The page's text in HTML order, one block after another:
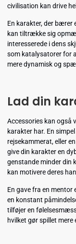
civilisation kan drive
En karakter, der bærer
kan tiltrække sig
interesserede i dens
som katalysatorer for
mere dynamisk og
Lad din
Accessories kan også
karakter har. En
rejsekammerat, eller
give din karakter en
genstande minder din
kan motivere deres
En gave fra en mentor
en konstant
tilføjer en
hvilket gør spillet mere